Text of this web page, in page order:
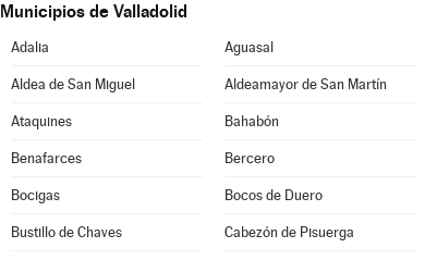
Municipios de Valladolid
Adalia Aguasal
Aldea de San Miguel Aldeamayor de San Martín
Ataquines Bahabón
Benafarces Bercero
Bocigas Bocos de Duero
Bustillo de Chaves Cabezón de Pisuerga